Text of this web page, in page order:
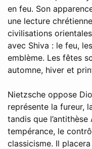
en feu. Son
une lecture
civilisations
avec Shiva : le feu,
emblème. Les fêtes
automne, hiver et
Nietzsche oppose
représente la fureur,
tandis que
tempérance, le
classicisme. Il